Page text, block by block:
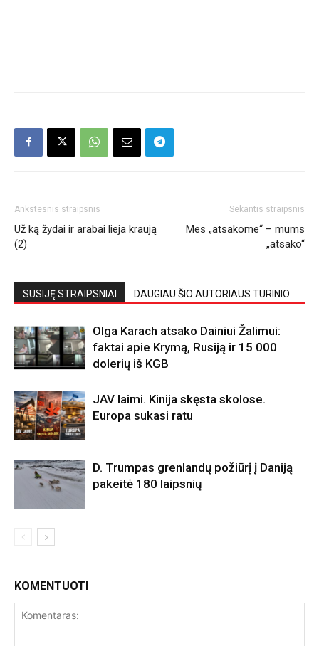
Ankstesnis straipsnis
Už ką žydai ir arabai lieja kraują
(2)
Sekantis straipsnis
Mes „atsakome“ – mums
„atsako“
SUSIJĘ STRAIPSNIAI DAUGIAU ŠIO AUTORIAUS TURINIO
Olga Karach atsako Dainiui Žalimui:
faktai apie Krymą, Rusiją ir 15 000
dolerių iš KGB
JAV laimi. Kinija skęsta skolose.
Europa sukasi ratu
D. Trumpas grenlandų požiūrį į Daniją
pakeitė 180 laipsnių
KOMENTUOTI